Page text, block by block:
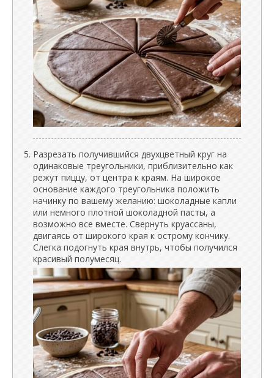
Разрезать получившийся двухцветный круг на
одинаковые треугольники, приблизительно как
режут пиццу, от центра к краям. На широкое
основание каждого треугольника положить
начинку по вашему желанию: шоколадные капли
или немного плотной шоколадной пасты, а
возможно все вместе. Свернуть круассаны,
двигаясь от широкого края к острому кончику.
Слегка подогнуть края внутрь, чтобы получился
красивый полумесяц.